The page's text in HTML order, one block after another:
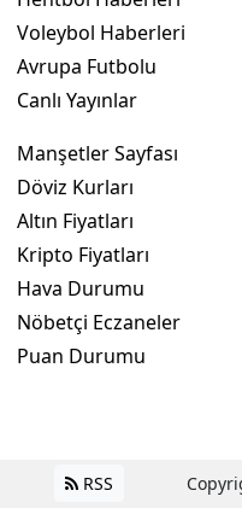
Voleybol Haberleri
Avrupa Futbolu
Canlı Yayınlar
Manşetler Sayfası
Döviz Kurları
Altın Fiyatları
Kripto Fiyatları
Hava Durumu
Nöbetçi Eczaneler
Puan Durumu
RSS